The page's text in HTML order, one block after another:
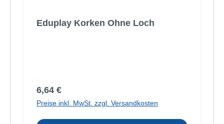
Eduplay Korken Ohne Loch
Regulärer Preis:
6,64 €
Preise inkl. MwSt. zzgl. Versandkosten